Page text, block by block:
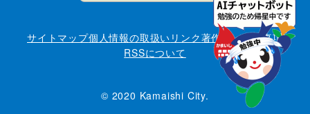
サイトマップ個人情報の取扱い リンク著作権・免責事項
RSSについて
© 2020 Kamaishi City.